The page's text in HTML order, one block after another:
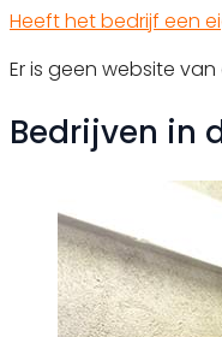
Heeft het bedrijf een
Er is geen website
Bedrijven in